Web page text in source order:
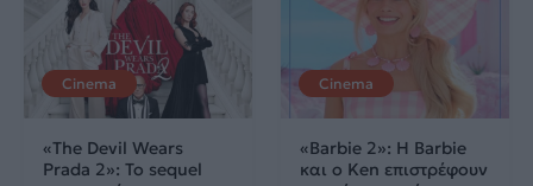
Cinema
«The Devil Wears
Prada 2»: Το sequel
Cinema
«Barbie 2»: Η Barbie
και ο Ken επιστρέφουν